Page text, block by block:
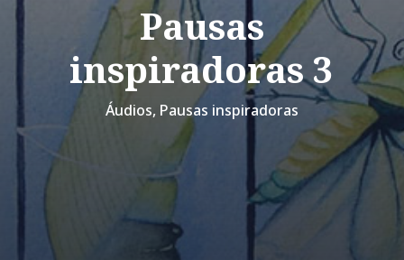
Pausas
inspiradoras 3
Áudios, Pausas inspiradoras